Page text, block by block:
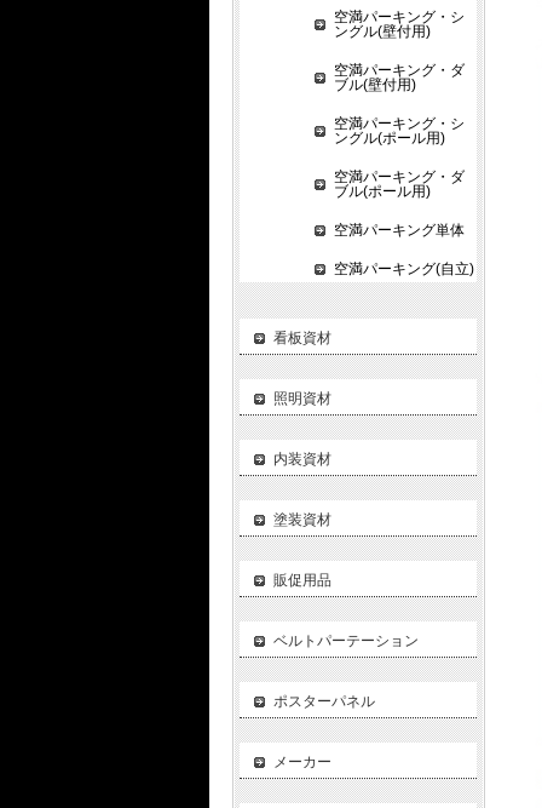
空満パーキング・シ
ングル(壁付用)
空満パーキング・ダ
ブル(壁付用)
空満パーキング・シ
ングル(ポール用)
空満パーキング・ダ
ブル(ポール用)
空満パーキング単体
空満パーキング(自立)
看板資材
照明資材
内装資材
塗装資材
販促用品
ベルトパーテーション
ポスターパネル
メーカー